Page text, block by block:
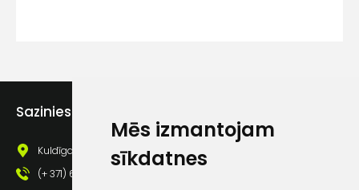
Mēs izmantojam
sīkdatnes
Sazinies ar mums
Kuldīgas iela 69a, Saldus, Saldus nov., LV - 3801
(+ 371) 63 881 186
lietošanas noteikumiem
Piekrītu saņemt